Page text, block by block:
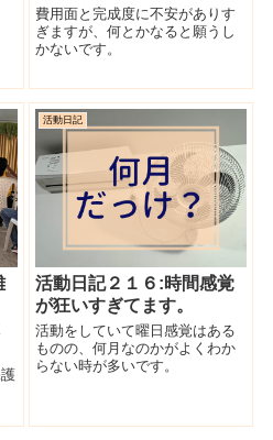
費用面と完成度に不安がありす
ぎますが、何とかなると願うし
かないです。
活動日記
活動日記２１６:時間感覚
が狂いすぎてます。
活動をしていて曜日感覚はある
ものの、何月なのかがよくわか
らない時が多いです。